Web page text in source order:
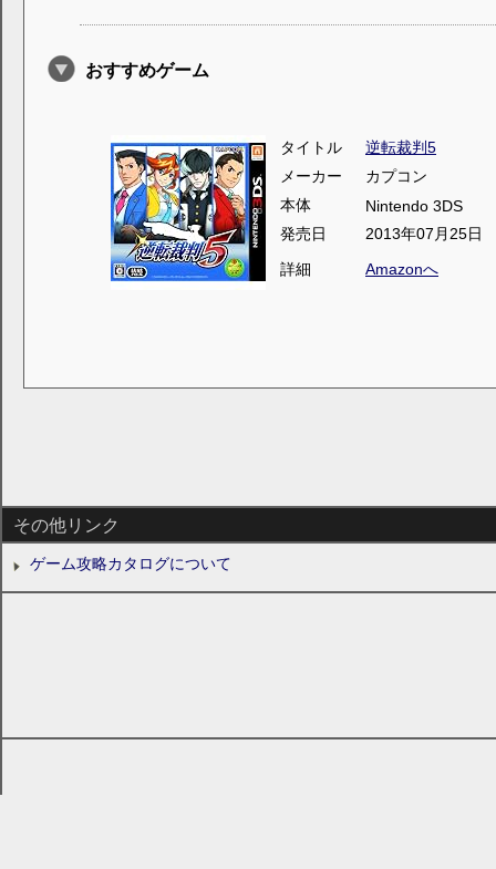
おすすめゲーム
タイトル
逆転裁判5
メーカー
カプコン
本体
Nintendo 3DS
発売日
2013年07月25日
詳細
Amazonへ
その他リンク
ゲーム攻略カタログについて